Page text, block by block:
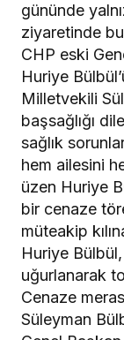
gününde
ziyaretinde
​CHP eski
Huriye
Milletvekili
başsağlığı
sağlık
hem ailesini
üzen Huriye
bir cenaze
müteakip
Huriye
uğurlanarak
​Cenaze
Süleyman